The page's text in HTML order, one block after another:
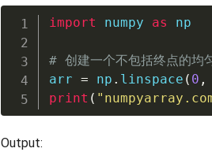
import numpy as np
# 创建一个不包括终点的均
arr = np . linspace ( 0 ,
print (
Output: